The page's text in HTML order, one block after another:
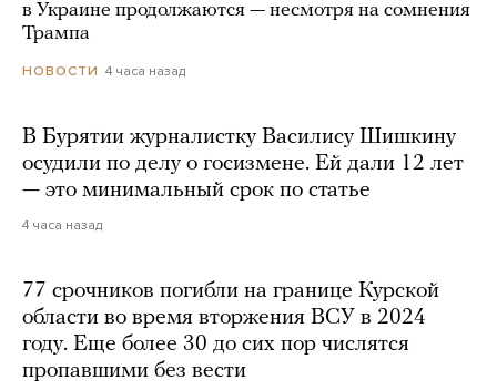
в Украине продолжаются — несмотря на сомнения
Трампа
НОВОСТИ 4 часа назад
В Бурятии журналистку Василису Шишкину
осудили по делу о госизмене. Ей дали 12 лет
— это минимальный срок по статье
4 часа назад
77 срочников погибли на границе Курской
области во время вторжения ВСУ в 2024
году. Еще более 30 до сих пор числятся
пропавшими без вести